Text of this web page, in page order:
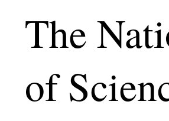
The
of